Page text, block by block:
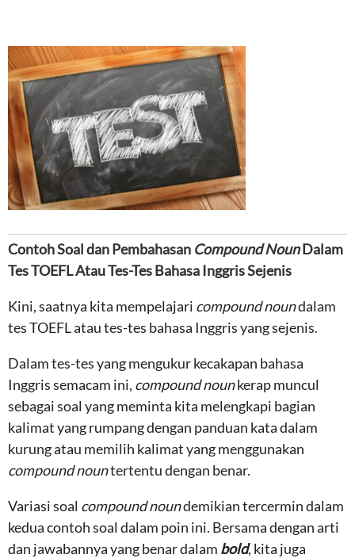
Contoh Soal dan Pembahasan Compound NounDalam
Tes TOEFL Atau Tes-Tes Bahasa Inggris Sejenis
Kini, saatnya kita mempelajari compound noundalam
tes TOEFL atau tes-tes bahasa Inggris yang sejenis.
Dalam tes-tes yang mengukur kecakapan bahasa
Inggris semacam ini, compound nounkerap muncul
sebagai soal yang meminta kita melengkapi bagian
kalimat yang rumpang dengan panduan kata dalam
kurung atau memilih kalimat yang menggunakan
compound nountertentu dengan benar.
Variasi soal compound noundemikian tercermin dalam
kedua contoh soal dalam poin ini. Bersama dengan arti
dan jawabannya yang benar dalam bold, kita juga